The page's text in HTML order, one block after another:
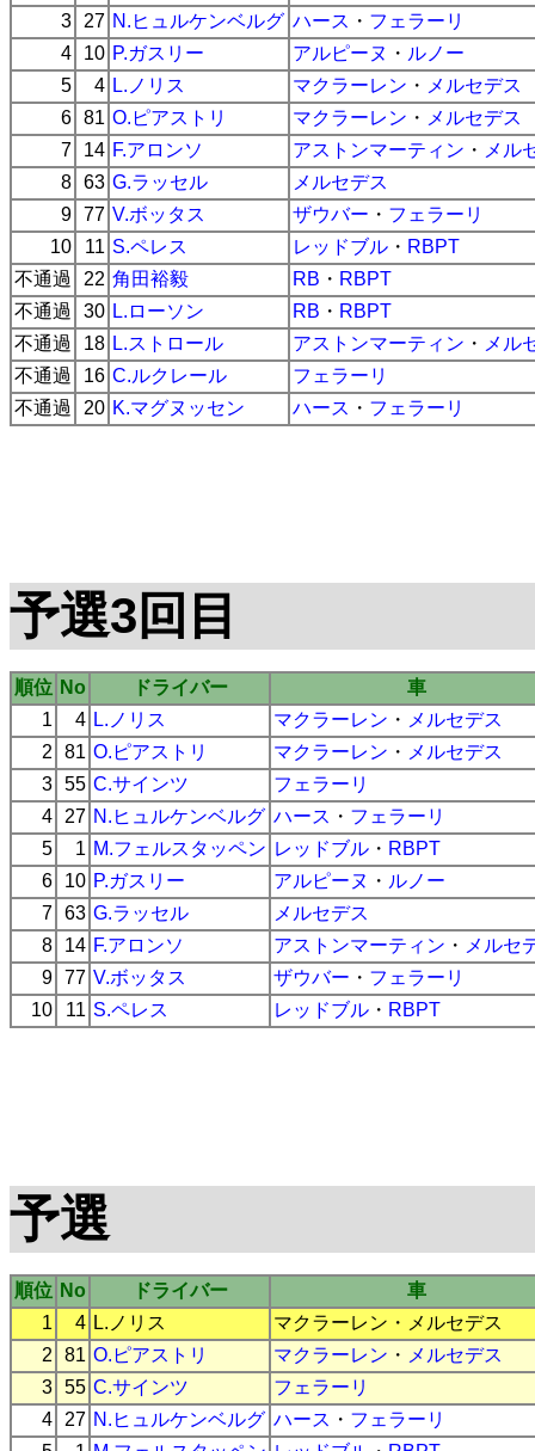
3
27 N.ヒュルケンベルグ ハース ・ フェラーリ
4
10 P.ガスリー アルピーヌ ・ ルノー
5
4 L.ノリス マクラーレン ・ メルセデス
6 81 O.ピアストリ マクラーレン ・ メルセデス
7
14 F.アロンソ アストンマーティン ・ メル
8 63 G.ラッセル
メルセデス
9 77 V.ボッタス ザウバー ・ フェラーリ
10
11 S.ペレス レッドブル ・ RBPT
不通過
22 角田裕毅 RB ・ RBPT
不通過
30 L.ローソン RB ・ RBPT
不通過
18 L.ストロール アストンマーティン ・ メル
不通過
16 C.ルクレール
フェラーリ
不通過
20 K.マグヌッセン ハース ・ フェラーリ
予選3回目
順位 No ドライバー
車
1
4 L.ノリス マクラーレン ・ メルセデス
2
81 O.ピアストリ マクラーレン ・ メルセデス
3 55 C.サインツ
フェラーリ
4
27 N.ヒュルケンベルグ ハース ・ フェラーリ
5
1 M.フェルスタッペン レッドブル ・ RBPT
6
10 P.ガスリー アルピーヌ ・ ルノー
7 63 G.ラッセル
メルセデス
8
14 F.アロンソ アストンマーティン ・ メルセ
9 77 V.ボッタス ザウバー ・ フェラーリ
10
11 S.ペレス レッドブル ・ RBPT
予選
順位 No ドライバー
車
1
4 L.ノリス マクラーレン ・ メルセデス
2
81 O.ピアストリ マクラーレン ・ メルセデス
3 55 C.サインツ
フェラーリ
4
27 N.ヒュルケンベルグ ハース ・ フェラーリ